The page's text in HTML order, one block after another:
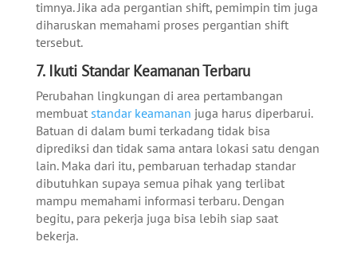
timnya. Jika ada pergantian shift, pemimpin tim juga
diharuskan memahami proses pergantian shift
tersebut.
7. Ikuti Standar Keamanan Terbaru
Perubahan lingkungan di area pertambangan
membuat standar keamanan juga harus diperbarui.
Batuan di dalam bumi terkadang tidak bisa
diprediksi dan tidak sama antara lokasi satu dengan
lain. Maka dari itu, pembaruan terhadap standar
dibutuhkan supaya semua pihak yang terlibat
mampu memahami informasi terbaru. Dengan
begitu, para pekerja juga bisa lebih siap saat
bekerja.